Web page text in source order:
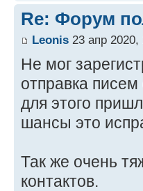
Re: Форум
Leonis 23 апр 2020,
Не мог
отправка
для этого
шансы это
Так же очень
контактов.